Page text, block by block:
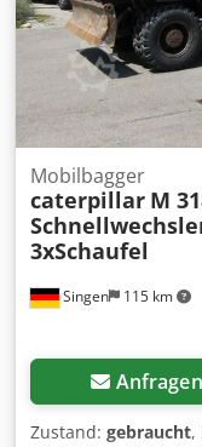
Singen 115 km
Mobilbagger
caterpillar M
3xSchaufel
Anfragen
Zustand: gebraucht,